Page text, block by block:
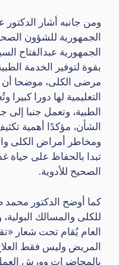
ومن جانبه أشار
الجمهورية للشؤون
الجمهورية عبدالفتاح
بقوة لتوفير الخدمة
مرضى الكلى، موضحا أن
التعليمية لها دورا كبيرا
الطبية، وتعمل جنبا
الشأن، مؤكدًا أهمية
ومخاطر أمراض الكلى
تبدا بالحفاظ على حياة
الصحيح للأدوية.
كما أوضح الدكتور محمد
للكلى والمسالك
العام يُقام تحت شعار
المريض وليس فقط
بالمحاضرات وورش